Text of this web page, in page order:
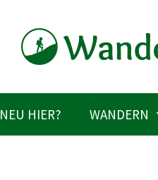
NEU HIER? WANDERN